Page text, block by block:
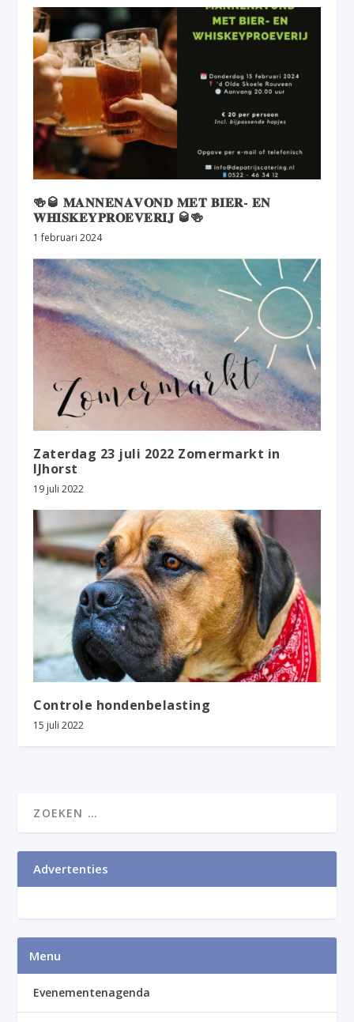
🍻🥃 𝐌𝐀𝐍𝐍𝐄𝐍𝐀𝐕𝐎𝐍𝐃 𝐌𝐄𝐓 𝐁𝐈𝐄𝐑- 𝐄𝐍
𝐖𝐇𝐈𝐒𝐊𝐄𝐘𝐏𝐑𝐎𝐄𝐕𝐄𝐑𝐈𝐉 🥃🍻
1 februari 2024
Zaterdag 23 juli 2022 Zomermarkt in
IJhorst
19 juli 2022
Controle hondenbelasting
15 juli 2022
Advertenties
Menu
Evenementenagenda